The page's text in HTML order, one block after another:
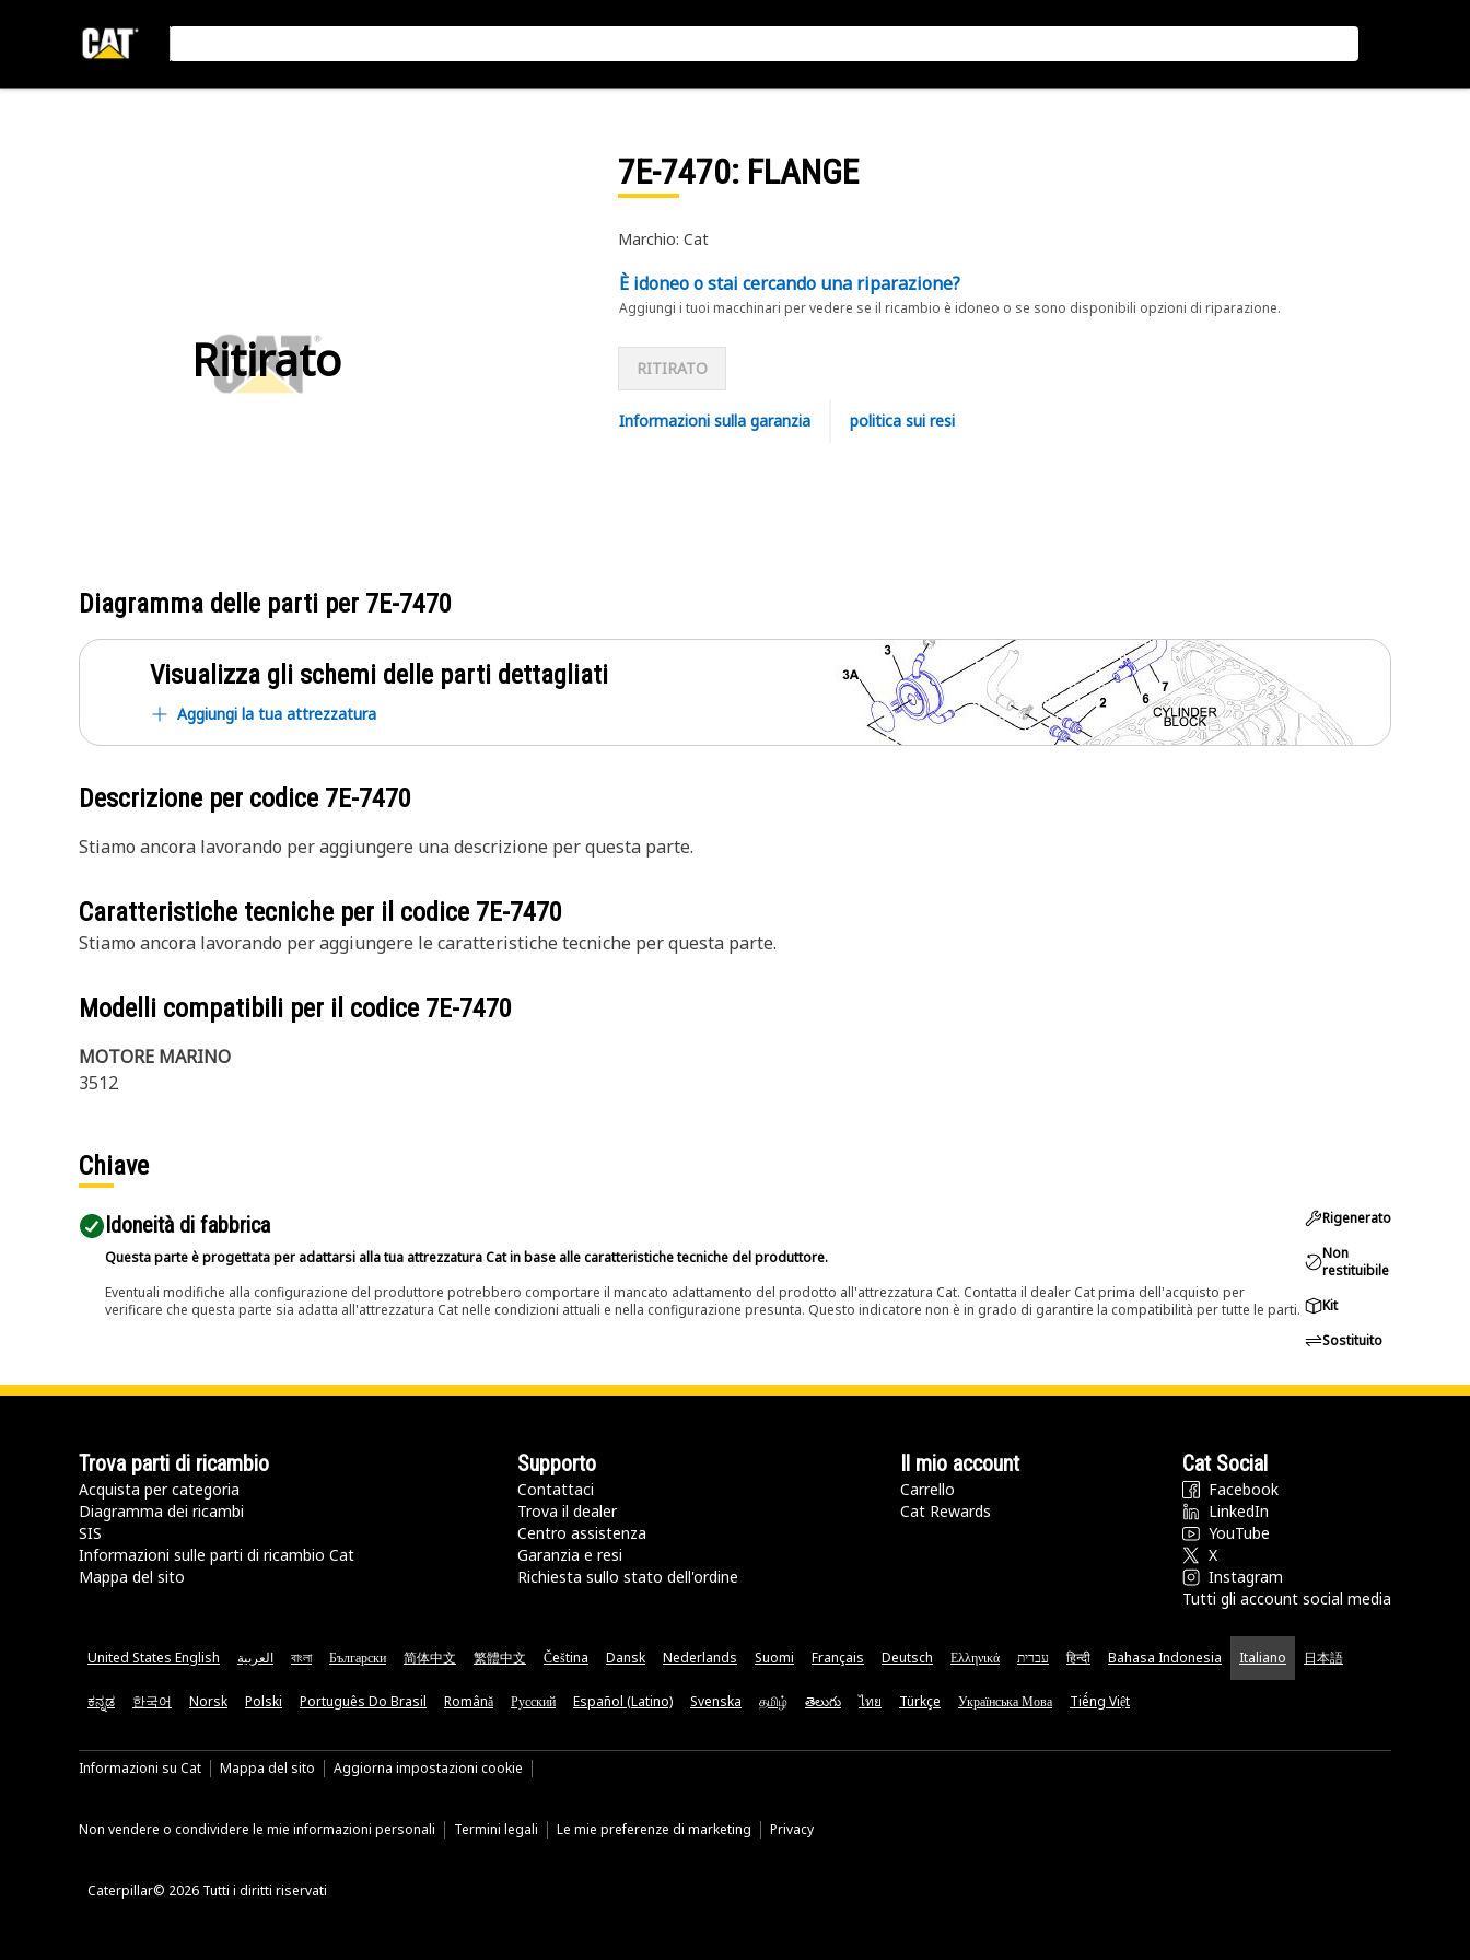
Ritirato
7E-7470: FLANGE
Marchio: Cat
È idoneo o stai cercando una riparazione?
Aggiungi i tuoi macchinari per vedere se il ricambio è idoneo o se sono disponibili opzioni di riparazione.
RITIRATO
Informazioni sulla garanzia politica sui resi
Diagramma delle parti per 7E-7470
Visualizza gli schemi delle parti dettagliati
Aggiungi la tua attrezzatura
Descrizione per codice 7E-7470
Stiamo ancora lavorando per aggiungere una descrizione per questa parte.
Caratteristiche tecniche per il codice 7E-7470
Stiamo ancora lavorando per aggiungere le caratteristiche tecniche per questa parte.
Modelli compatibili per il codice 7E-7470
MOTORE MARINO
3512
Chiave
Idoneità di fabbrica
Questa parte è progettata per adattarsi alla tua attrezzatura Cat in base alle caratteristiche tecniche del produttore.
Eventuali modifiche alla configurazione del produttore potrebbero comportare il mancato adattamento del prodotto all'attrezzatura Cat. Contatta il dealer Cat prima dell'acquisto per
verificare che questa parte sia adatta all'attrezzatura Cat nelle condizioni attuali e nella configurazione presunta. Questo indicatore non è in grado di garantire la compatibilità per tutte le parti.
Rigenerato
Non
restituibile
Kit
Sostituito
Trova parti di ricambio
Acquista per categoria
Diagramma dei ricambi
SIS
Informazioni sulle parti di ricambio Cat
Mappa del sito
Supporto
Contattaci
Trova il dealer
Centro assistenza
Garanzia e resi
Richiesta sullo stato dell'ordine
Il mio account
Carrello
Cat Rewards
Cat Social
Facebook
LinkedIn
YouTube
X
Instagram
Tutti gli account social media
United States English العربية বাংলা Български 简体中文 繁體中文 Čeština Dansk Nederlands Suomi Français Deutsch Ελληνικά עברית हिन्दी Bahasa Indonesia Italiano 日本語
ಕನ್ನಡ 한국어 Norsk Polski Português Do Brasil Română Русский Español (Latino) Svenska தமிழ் తెలుగు ไทย Türkçe Українська Мова Tiếng Việt
Informazioni su Cat Mappa del sito Aggiorna impostazioni cookie
Non vendere o condividere le mie informazioni personali Termini legali Le mie preferenze di marketing Privacy
Caterpillar© 2026 Tutti i diritti riservati